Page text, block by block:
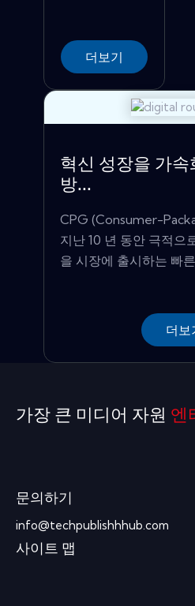
더보기
혁신 성장을 가속
방...
CPG (Consumer-
지난 10 년 동안 극적으
을 시장에 출시하는 빠
더보
가장 큰 미디어 자원 엔
문의하기
info@techpublishhhub.com
사이트 맵